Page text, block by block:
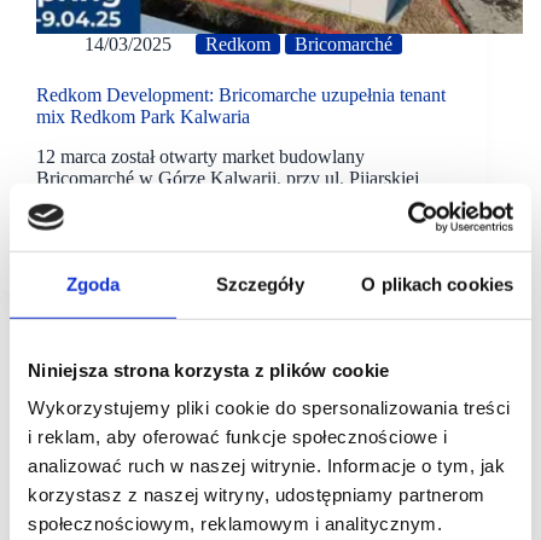
Zgoda Szczegóły O plikach cookies
Niniejsza strona korzysta z plików cookie
Wykorzystujemy pliki cookie do spersonalizowania treści
i reklam, aby oferować funkcje społecznościowe i
analizować ruch w naszej witrynie. Informacje o tym, jak
korzystasz z naszej witryny, udostępniamy partnerom
społecznościowym, reklamowym i analitycznym.
14/03/2025 Redkom Bricomarché
Redkom Development: Bricomarche uzupełnia tenant
mix Redkom Park Kalwaria
12 marca został otwarty market budowlany
Bricomarché w Górze Kalwarii, przy ul. Pijarskiej
123. Sklep powstał w kompleksie przebudowywanym
i rozbudowywanym przez spółkę Redkom